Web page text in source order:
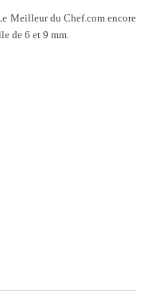
Meilleur du Chef.com encore
de 6 et 9 mm.